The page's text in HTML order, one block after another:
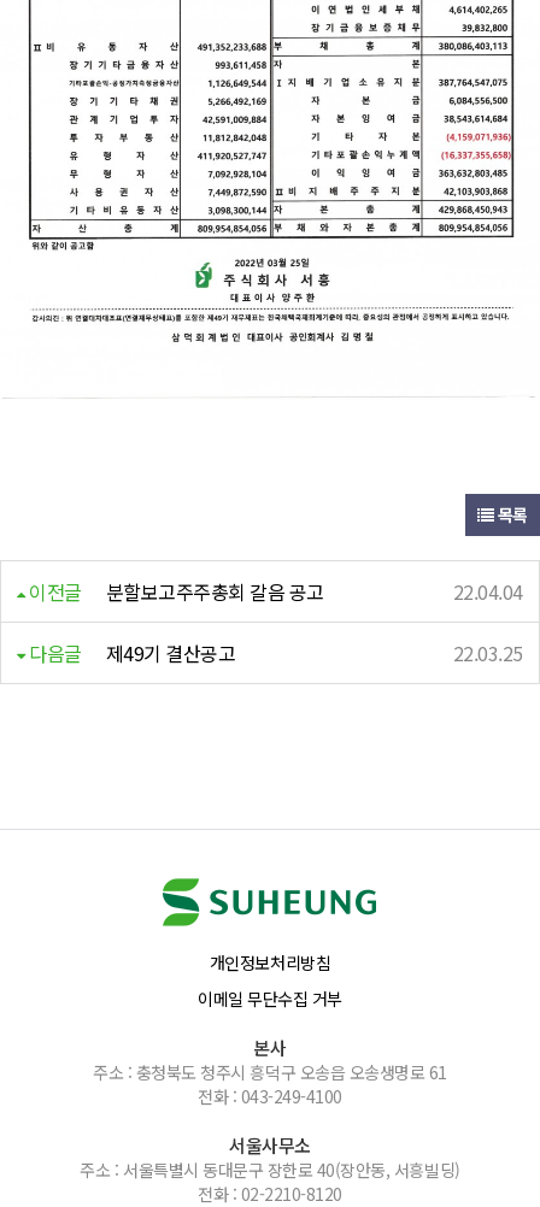
목록
이전글 분할보고주주총회 갈음 공고 22.04.04
다음글 제49기 결산공고 22.03.25
개인정보처리방침
이메일 무단수집 거부
본사
주소 : 충청북도 청주시 흥덕구 오송읍 오송생명로 61
전화 : 043-249-4100
서울사무소
주소 : 서울특별시 동대문구 장한로 40(장안동, 서흥빌딩)
전화 : 02-2210-8120